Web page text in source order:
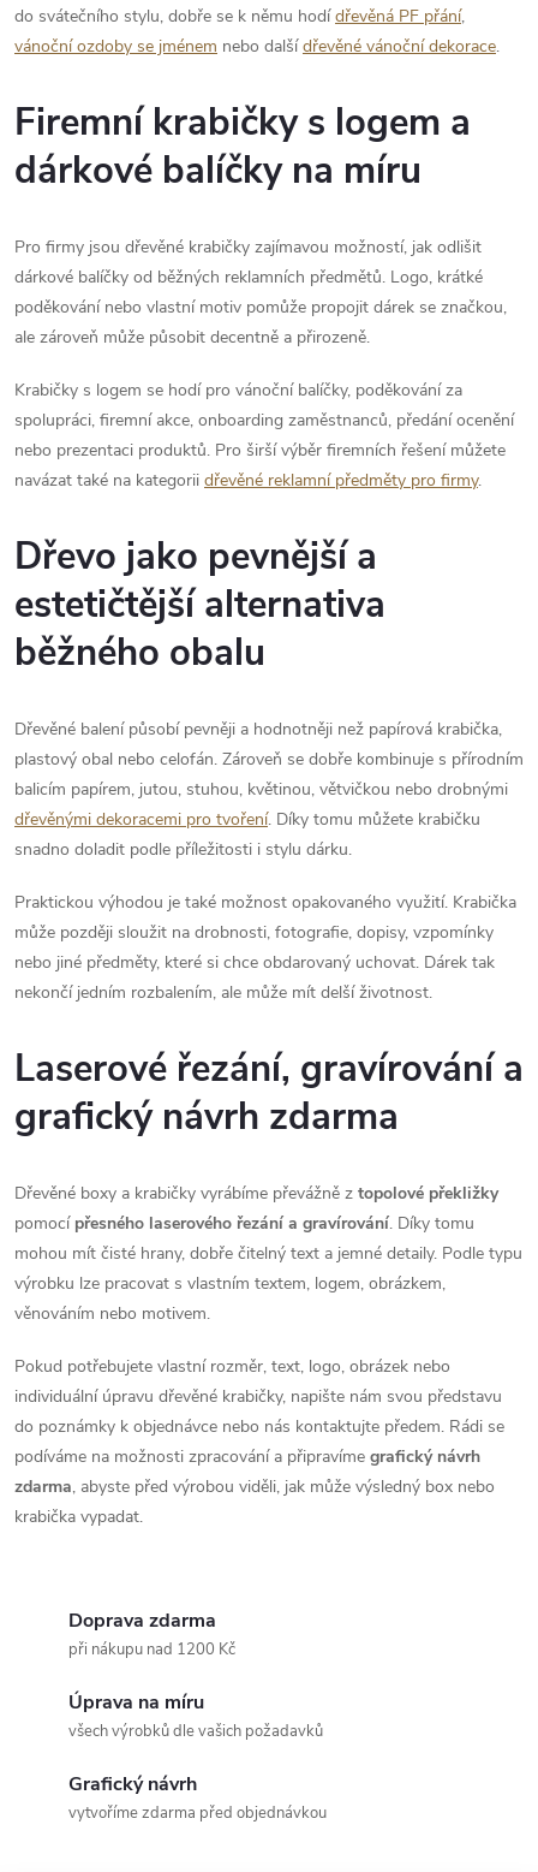
do svátečního stylu, dobře se k němu hodídřevěná PF přání,
vánoční ozdoby se jménem nebo dalšídřevěné vánoční dekorace.
Firemní krabičky s logem a
dárkové balíčky na míru
Pro firmy jsou dřevěné krabičky zajímavou možností, jak odlišit
dárkové balíčky od běžných reklamních předmětů. Logo, krátké
poděkování nebo vlastní motiv pomůže propojit dárek se značkou,
ale zároveň může působit decentně a přirozeně.
Krabičky s logem se hodí pro vánoční balíčky, poděkování za
spolupráci, firemní akce, onboarding zaměstnanců, předání ocenění
nebo prezentaci produktů. Pro širší výběr firemních řešení můžete
navázat také na kategorii dřevěné reklamní předměty pro firmy.
Dřevo jako pevnější a
estetičtější alternativa
běžného obalu
Dřevěné balení působí pevněji a hodnotněji než papírová krabička,
plastový obal nebo celofán. Zároveň se dobře kombinuje s přírodním
balicím papírem, jutou, stuhou, květinou, větvičkou nebo drobnými
dřevěnými dekoracemi pro tvoření. Díky tomu můžete krabičku
snadno doladit podle příležitosti i stylu dárku.
Praktickou výhodou je také možnost opakovaného využití. Krabička
může později sloužit na drobnosti, fotografie, dopisy, vzpomínky
nebo jiné předměty, které si chce obdarovaný uchovat. Dárek tak
nekončí jedním rozbalením, ale může mít delší životnost.
Laserové řezání, gravírování a
grafický návrh zdarma
Dřevěné boxy a krabičky vyrábíme převážně z topolové překližky
pomocí přesného laserového řezání a gravírování. Díky tomu
mohou mít čisté hrany, dobře čitelný text a jemné detaily. Podle typu
výrobku lze pracovat s vlastním textem, logem, obrázkem,
věnováním nebo motivem.
Pokud potřebujete vlastní rozměr, text, logo, obrázek nebo
individuální úpravu dřevěné krabičky, napište nám svou představu
do poznámky k objednávce nebo nás kontaktujte předem. Rádi se
podíváme na možnosti zpracování a připravíme grafický návrh
zdarma, abyste před výrobou viděli, jak může výsledný box nebo
krabička vypadat.
Doprava zdarma
při nákupu nad 1200 Kč
Úprava na míru
všech výrobků dle vašich požadavků
Grafický návrh
vytvoříme zdarma před objednávkou